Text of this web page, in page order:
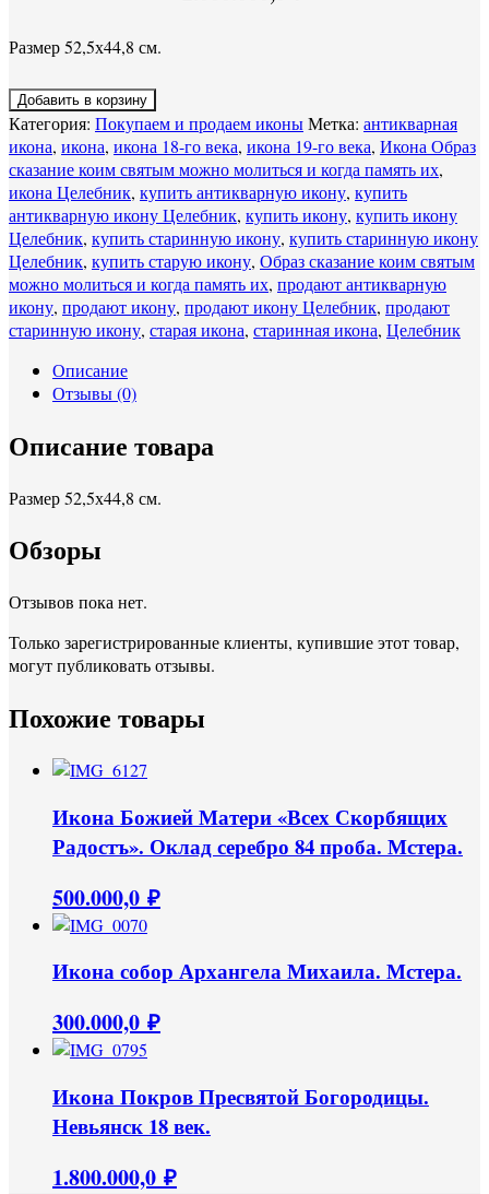
Размер 52,5х44,8 см.
Добавить в корзину
Категория: Покупаем и продаем иконыМетка: антикварная
икона, икона, икона 18-го века, икона 19-го века, Икона Образ
сказание коим святым можно молиться и когда память их,
икона Целебник, купить антикварную икону, купить
антикварную икону Целебник, купить икону, купить икону
Целебник, купить старинную икону, купить старинную икону
Целебник, купить старую икону, Образ сказание коим святым
можно молиться и когда память их, продают антикварную
икону, продают икону, продают икону Целебник, продают
старинную икону, старая икона, старинная икона, Целебник
Описание
Отзывы (0)
Описание товара
Размер 52,5х44,8 см.
Обзоры
Отзывов пока нет.
Только зарегистрированные клиенты, купившие этот товар,
могут публиковать отзывы.
Похожие товары
Икона Божией Матери «Всех Скорбящих
Радостъ». Оклад серебро 84 проба. Мстера.
500.000,0 ₽
Икона собор Архангела Михаила. Мстера.
300.000,0 ₽
Икона Покров Пресвятой Богородицы.
Невьянск 18 век.
1.800.000,0 ₽